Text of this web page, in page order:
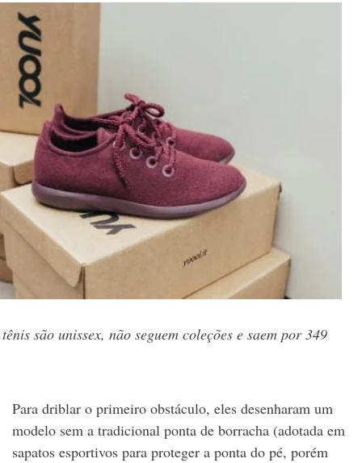
são unissex, não seguem coleções e saem por 349
Para driblar o primeiro obstáculo, eles desenharam um
modelo sem a tradicional ponta de borracha (adotada em
sapatos esportivos para proteger a ponta do pé, porém